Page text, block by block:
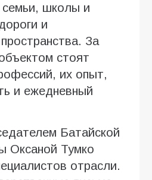
школы и
и
За
стоят
их опыт,
и ежедневный
Батайской
Оксаной Тумко
отрасли.